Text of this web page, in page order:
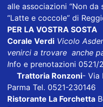
alle associazioni “Non da
“Latte e coccole” di
PER LA VOSTRA SOSTA
Corale Verdi Vicolo
venirci a trovare anche
Info e prenotazioni 0521/
Trattoria Ronzoni- Via
Parma Tel. 0521-230146
Ristorante La Forchetta